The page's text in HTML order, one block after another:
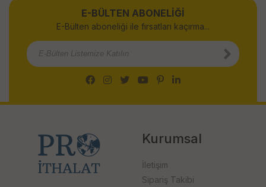
E-BÜLTEN ABONELİĞİ
E-Bülten aboneliği ile fırsatları kaçırma...
Kurumsal
İletişim
Sipariş Takibi